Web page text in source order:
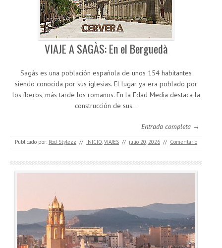
VIAJE A SAGÀS: En el Berguedà
Sagàs es una población española de unos 154 habitantes
siendo conocida por sus iglesias. El lugar ya era poblado por
los íberos, más tarde los romanos. En la Edad Media destaca la
construcción de sus…
Entrada completa →
Publicado por: Rod Stylezz // INICIO,VIAJES // julio 20, 2026 // Comentario